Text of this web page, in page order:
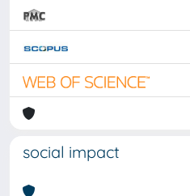
social impact